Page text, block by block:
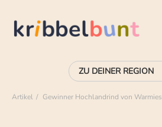
Artikel Gewinner Hochlandrind von Warmies